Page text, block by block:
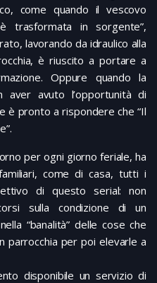
come quando il vescovo
trasformata in sorgente”,
lavorando da idraulico alla
è riuscito a portare a
Oppure quando la
avuto l’opportunità di
è pronto a rispondere che “Il
per ogni giorno feriale, ha
come di casa, tutti i
di questo serial: non
sulla condizione di un
“banalità” delle cose che
parrocchia per poi elevarle a
disponibile un servizio di